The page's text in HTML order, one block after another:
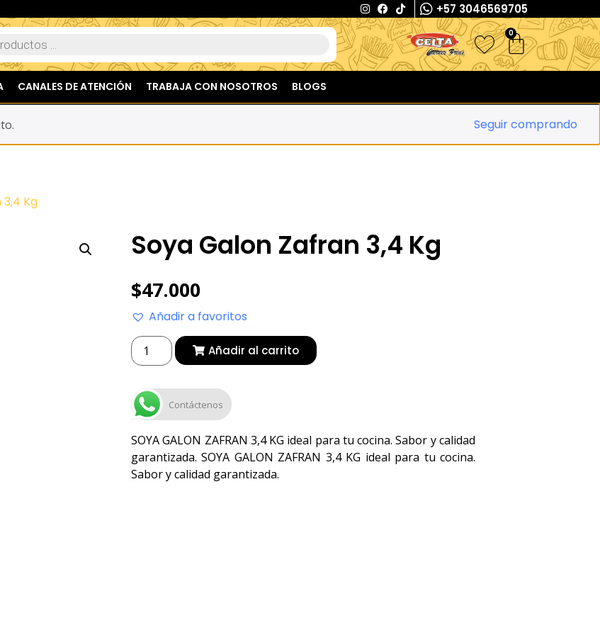
+57 3046569705
0
CANALES DE ATENCIÓN TRABAJA CON NOSOTROS BLOGS
Seguir comprando
Kg
Soya Galon Zafran 3,4 Kg
$47.000
Añadir a favoritos
Añadir al carrito
Contáctenos
SOYA GALON ZAFRAN 3,4 KG ideal para tu cocina. Sabor y calidad
garantizada. SOYA GALON ZAFRAN 3,4 KG ideal para tu cocina.
Sabor y calidad garantizada.